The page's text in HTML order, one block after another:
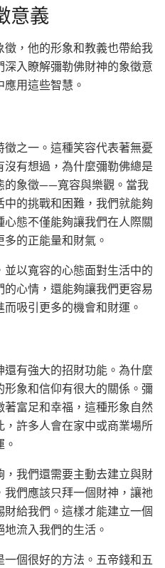
意義
，他的形象和教義也帶給我
入瞭解彌勒佛財神的象徵意
用這些智慧。
之一。這種笑容代表著無憂
有想過，為什麼彌勒佛總是
的象徵——寬容與樂觀。當我
的挑戰和困難，我們就能夠
態不僅能夠讓我們在人際關
的正能量和財氣。
以寬容的心態面對生活中的
心情，還能夠讓我們更容易
吸引更多的機會和財運。
有強大的招財功能。為什麼
象和信仰有很大的關係。彌
富足和幸福，這種形象自然
許多人會在家中或商業場所
我們還需要主動去建立與財
們應該只拜一個財神，讓祂
給我們。這樣才能建立一個
流入我們的生活。
個很好的方法。五帝錢和五